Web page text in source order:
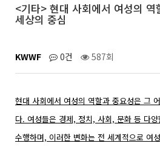
<기타> 현대 사회에서 여성의
세상의 중심
KWWF 0건 587회
현대 사회에서 여성의 역할과 중요성은 그
다. 여성들은 경제, 정치, 사회, 문화 등 다
수행하며, 이러한 변화는 전 세계적으로 여